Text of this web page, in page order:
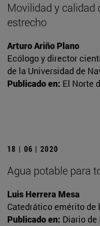
Movilidad y calidad
estrecho
Arturo Ariño Plano
Ecólogo y director
de la Universidad de
Publicado en: El Norte
18 | 06 | 2020
Agua potable para
Luis Herrera Mesa
Catedrático emérito de
Publicado en: Diario de